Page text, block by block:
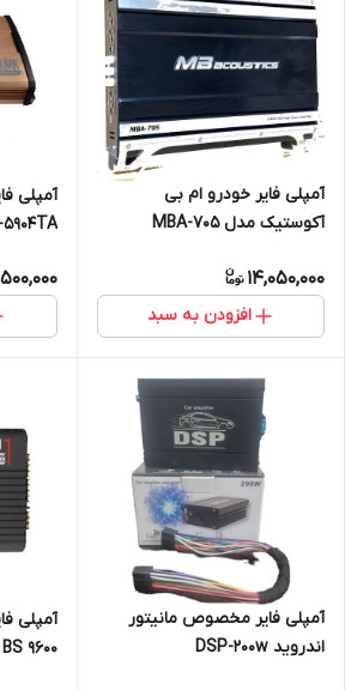
آمپلی فایر خودرو ام بی
آکوستیک مدل MBA-705
14,050,000
افزودن به سبد
آمپلی
آمپلی فایر مخصوص مانیتور
اندروید DSP-200w
آمپلی
9600